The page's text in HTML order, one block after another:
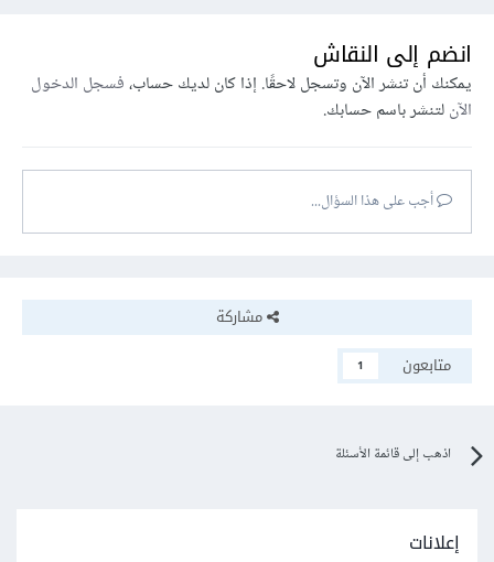
انضم إلى النقاش
يمكنك أن تنشر الآن وتسجل لاحقًا. إذا كان لديك حساب،فسجل الدخول
الآنلتنشر باسم حسابك.
أجب على هذا السؤال...
مشاركة
متابعون
1
اذهب إلى قائمة الأسئلة
إعلانات